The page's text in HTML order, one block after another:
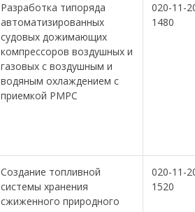
Разработка типоряда
автоматизированных
судовых дожимающих
компрессоров воздушных и
газовых с воздушным и
водяным охлаждением с
приемкой РМРС
020-11-
1480
Создание топливной
системы хранения
сжиженного природного
020-11-
1520